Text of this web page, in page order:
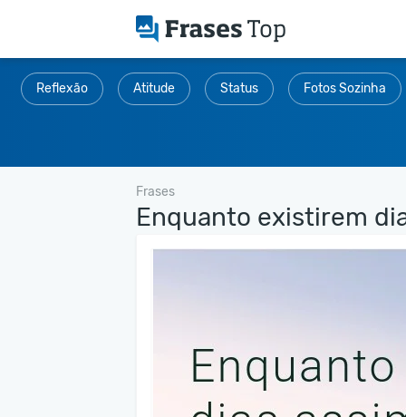
Reflexão Atitude Status Fotos Sozinha
Frases
Enquanto existirem